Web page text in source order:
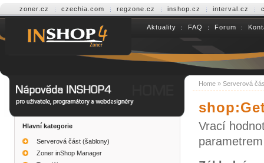
zoner.cz czechia.com regzone.cz inshop.cz interval.cz
Help INSHOP4 Aktuality FAQ Forum
Hlavní kategorie
Serverová část (šablony)
Zoner inShop Manager
Home » Serverová
Vrací